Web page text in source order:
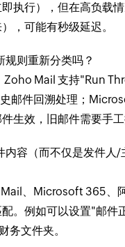
即执行），但在高负载
，可能有秒级延迟。
规则重新分类吗？
Zoho Mail 支持"Run
邮件回溯处理；
生效，旧邮件需要手工
内容（而不仅是发件人/
、Microsoft 365、
。例如可以设置"邮件
务文件夹。